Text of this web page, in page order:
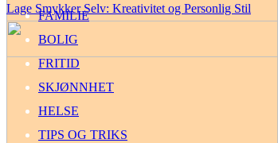
Lage Smykker Selv: Kreativitet og Personlig Stil
FAMILIE
BOLIG
FRITID
SKJØNNHET
HELSE
TIPS OG TRIKS